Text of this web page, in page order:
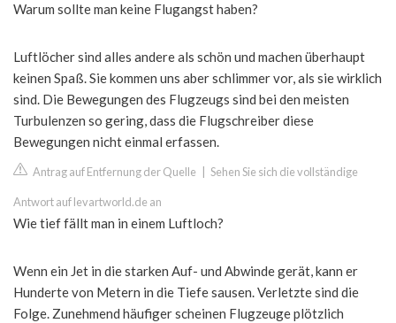
Warum sollte man keine Flugangst haben?
Luftlöcher sind alles andere als schön und machen überhaupt
keinen Spaß. Sie kommen uns aber schlimmer vor, als sie wirklich
sind. Die Bewegungen des Flugzeugs sind bei den meisten
Turbulenzen so gering, dass die Flugschreiber diese
Bewegungen nicht einmal erfassen.
Antrag auf Entfernung der Quelle Sehen Sie sich die vollständige
Antwort auf levartworld.de an
Wie tief fällt man in einem Luftloch?
Wenn ein Jet in die starken Auf- und Abwinde gerät, kann er
Hunderte von Metern in die Tiefe sausen. Verletzte sind die
Folge. Zunehmend häufiger scheinen Flugzeuge plötzlich